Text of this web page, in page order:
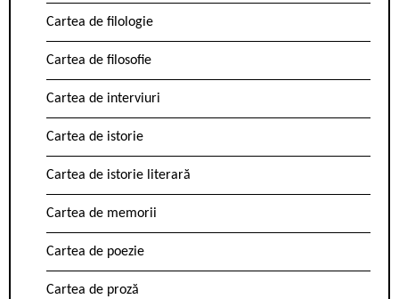
Cartea de filologie
Cartea de filosofie
Cartea de interviuri
Cartea de istorie
Cartea de istorie literară
Cartea de memorii
Cartea de poezie
Cartea de proză